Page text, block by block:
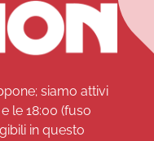
siamo attivi
le 18:00 (fuso
in questo